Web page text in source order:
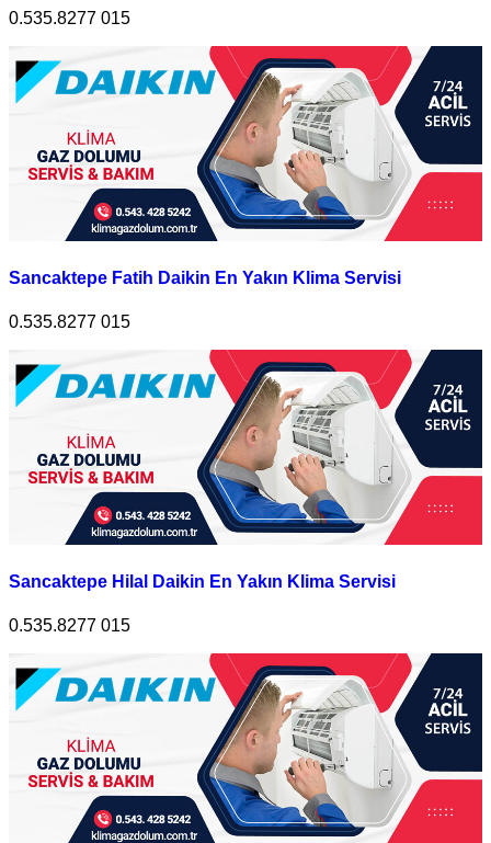
0.535.8277 015
Sancaktepe Fatih Daikin En Yakın Klima Servisi
0.535.8277 015
Sancaktepe Hilal Daikin En Yakın Klima Servisi
0.535.8277 015